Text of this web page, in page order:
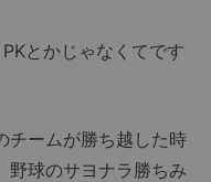
とかじゃなくてです
チームが勝ち越した時
野球のサヨナラ勝ちみ